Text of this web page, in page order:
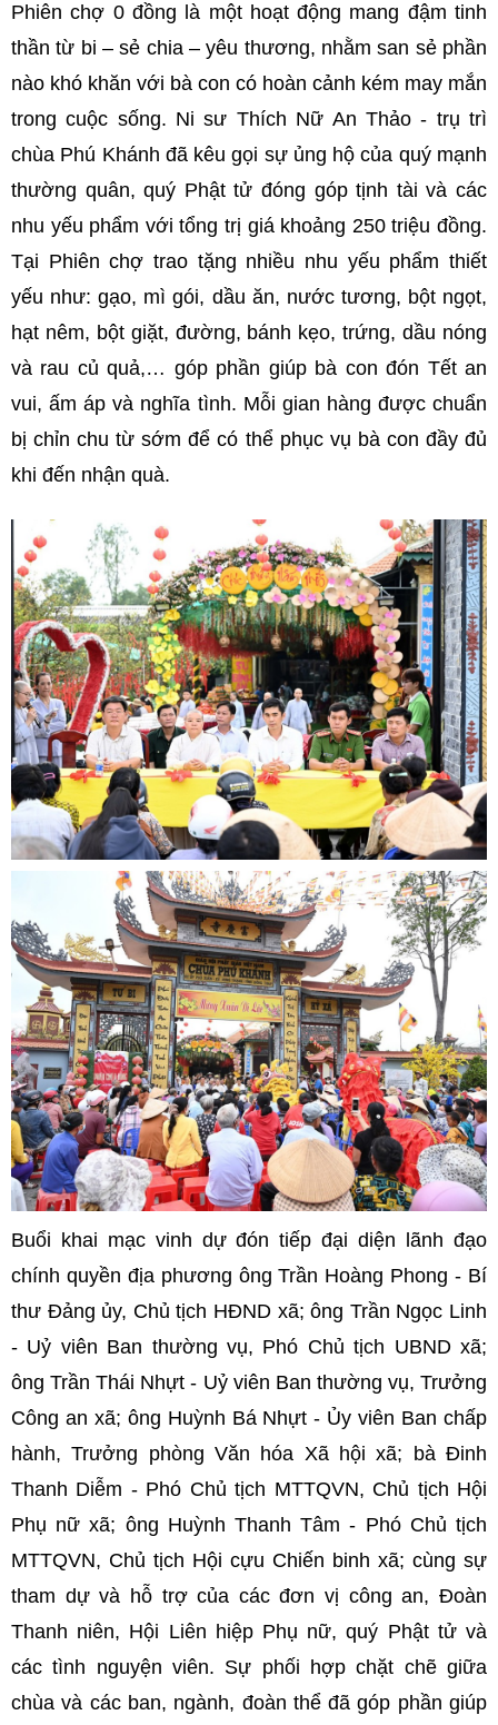
Phiên chợ 0 đồng là một hoạt động mang đậm tinh
thần từ bi – sẻ chia – yêu thương, nhằm san sẻ phần
nào khó khăn với bà con có hoàn cảnh kém may mắn
trong cuộc sống. Ni sư Thích Nữ An Thảo - trụ trì
chùa Phú Khánh đã kêu gọi sự ủng hộ của quý mạnh
thường quân, quý Phật tử đóng góp tịnh tài và các
nhu yếu phẩm với tổng trị giá khoảng 250 triệu đồng.
Tại Phiên chợ trao tặng nhiều nhu yếu phẩm thiết
yếu như: gạo, mì gói, dầu ăn, nước tương, bột ngọt,
hạt nêm, bột giặt, đường, bánh kẹo, trứng, dầu nóng
và rau củ quả,… góp phần giúp bà con đón Tết an
vui, ấm áp và nghĩa tình. Mỗi gian hàng được chuẩn
bị chỉn chu từ sớm để có thể phục vụ bà con đầy đủ
khi đến nhận quà.
Buổi khai mạc vinh dự đón tiếp đại diện lãnh đạo
chính quyền địa phương ông Trần Hoàng Phong - Bí
thư Đảng ủy, Chủ tịch HĐND xã; ông Trần Ngọc Linh
- Uỷ viên Ban thường vụ, Phó Chủ tịch UBND xã;
ông Trần Thái Nhựt - Uỷ viên Ban thường vụ, Trưởng
Công an xã; ông Huỳnh Bá Nhựt - Ủy viên Ban chấp
hành, Trưởng phòng Văn hóa Xã hội xã; bà Đinh
Thanh Diễm - Phó Chủ tịch MTTQVN, Chủ tịch Hội
Phụ nữ xã; ông Huỳnh Thanh Tâm - Phó Chủ tịch
MTTQVN, Chủ tịch Hội cựu Chiến binh xã; cùng sự
tham dự và hỗ trợ của các đơn vị công an, Đoàn
Thanh niên, Hội Liên hiệp Phụ nữ, quý Phật tử và
các tình nguyện viên. Sự phối hợp chặt chẽ giữa
chùa và các ban, ngành, đoàn thể đã góp phần giúp